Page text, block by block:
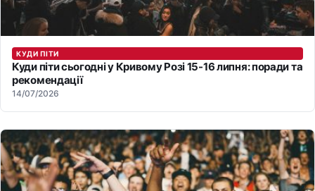
КУДИ ПІТИ
Куди піти сьогодні у Кривому Розі 15-16 липня: поради та
рекомендації
14/07/2026